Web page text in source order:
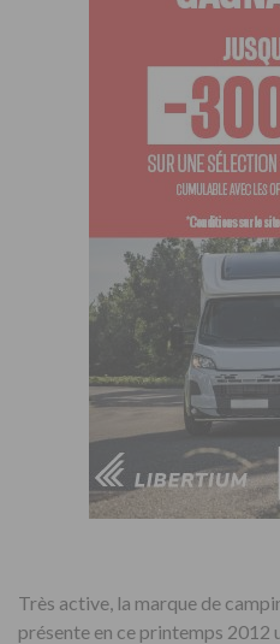
Très active, la marque de
présente en ce printemps 2012